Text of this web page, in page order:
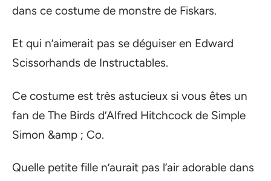
dans ce costume de monstre de Fiskars.
Et qui n’aimerait pas se déguiser en Edward
Scissorhands de Instructables.
Ce costume est très astucieux si vous êtes un
fan de The Birds d’Alfred Hitchcock de Simple
Simon &amp ; Co.
Quelle petite fille n’aurait pas l’air adorable dans